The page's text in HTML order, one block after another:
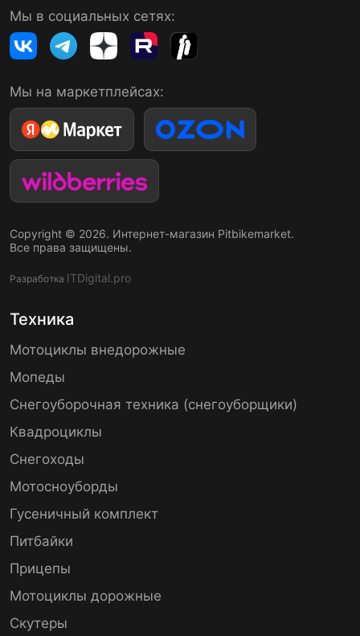
Мы в социальных сетях:
Мы на маркетплейсах:
Copyright © 2026. Интернет-магазин Pitbikemarket.
Все права защищены.
Разработка ITDigital.pro
Техника
Мотоциклы внедорожные
Мопеды
Снегоуборочная техника (снегоуборщики)
Квадроциклы
Снегоходы
Мотосноуборды
Гусеничный комплект
Питбайки
Прицепы
Мотоциклы дорожные
Скутеры